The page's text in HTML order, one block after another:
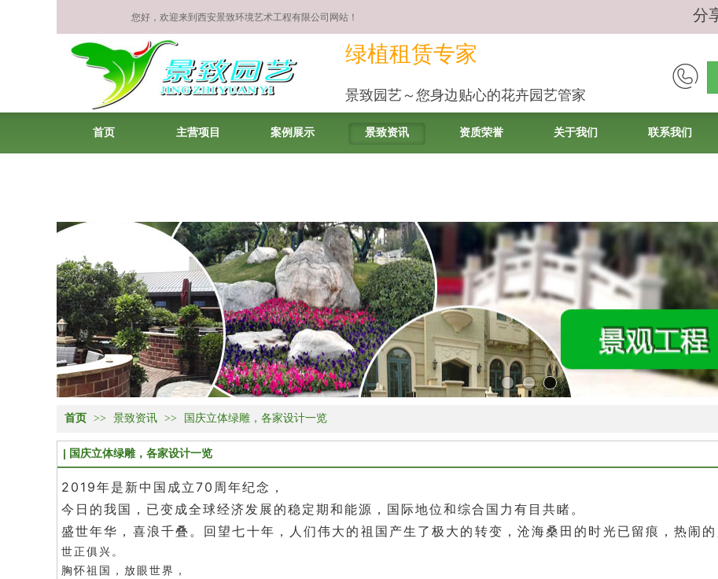
您好，欢迎来到西安景致环境艺术工程有限公司网站！ 分
绿植租赁专家
景致园艺～您身边贴心的花卉园艺管家
首页 主营项目 案例展示 景致资讯 资质荣誉 关于我们 联系我们
首页 >> 景致资讯 >> 国庆立体绿雕，各家设计一览
国庆立体绿雕，各家设计一览
2019年是新中国成立70周年纪念，
今日的我国，已变成全球经济发展的稳定期和能源，国际地位和综合国力有目共睹。
盛世年华，喜浪千叠。回望七十年，人们伟大的祖国产生了极大的转变，沧海桑田的时光已留痕，热闹
世正俱兴。
胸怀祖国，放眼世界，